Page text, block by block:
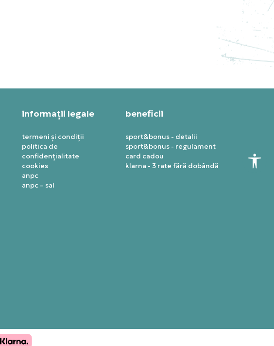
informații legale
termeni și condiții
politica de
confidențialitate
cookies
anpc
anpc – sal
beneficii
sport&bonus - detalii
sport&bonus - regulament
card cadou
klarna - 3 rate fără dobândă